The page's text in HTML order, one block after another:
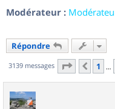
Modérateur :
Répondre
3139 messages Page 258
1 …